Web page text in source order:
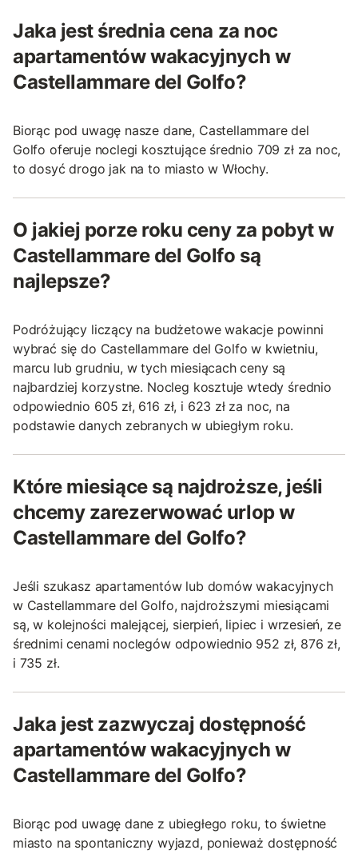
Jaka jest średnia cena za noc
apartamentów wakacyjnych w
Castellammare del Golfo?
Biorąc pod uwagę nasze dane, Castellammare del
Golfo oferuje noclegi kosztujące średnio 709 zł za noc,
to dosyć drogo jak na to miasto w Włochy.
O jakiej porze roku ceny za pobyt w
Castellammare del Golfo są
najlepsze?
Podróżujący liczący na budżetowe wakacje powinni
wybrać się do Castellammare del Golfo w kwietniu,
marcu lub grudniu, w tych miesiącach ceny są
najbardziej korzystne. Nocleg kosztuje wtedy średnio
odpowiednio 605 zł, 616 zł, i 623 zł za noc, na
podstawie danych zebranych w ubiegłym roku.
Które miesiące są najdroższe, jeśli
chcemy zarezerwować urlop w
Castellammare del Golfo?
Jeśli szukasz apartamentów lub domów wakacyjnych
w Castellammare del Golfo, najdroższymi miesiącami
są, w kolejności malejącej, sierpień, lipiec i wrzesień, ze
średnimi cenami noclegów odpowiednio 952 zł, 876 zł,
i 735 zł.
Jaka jest zazwyczaj dostępność
apartamentów wakacyjnych w
Castellammare del Golfo?
Biorąc pod uwagę dane z ubiegłego roku, to świetne
miasto na spontaniczny wyjazd, ponieważ dostępność